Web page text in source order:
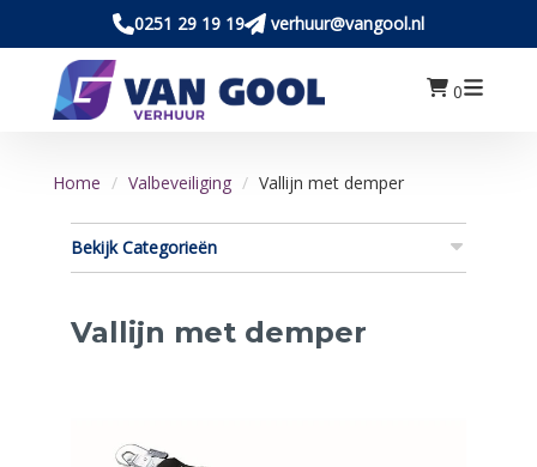
0251 29 19 19 verhuur@vangool.nl
0
Home Valbeveiliging Vallijn met demper
Bekijk Categorieën
Vallijn met demper